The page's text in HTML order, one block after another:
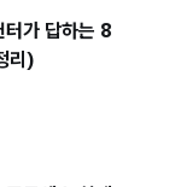
터가 답하는 8
리)